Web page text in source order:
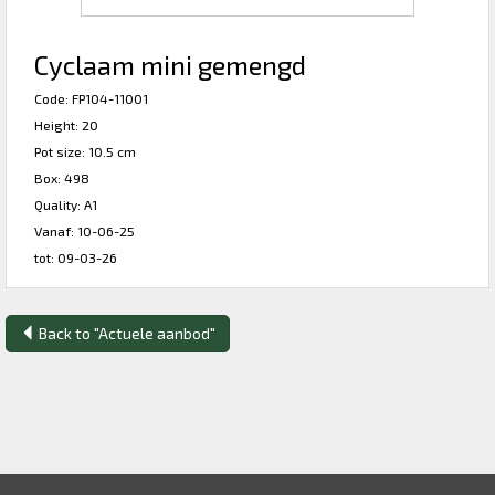
Cyclaam mini gemengd
Code: FP104-11001
Height: 20
Pot size: 10.5 cm
Box: 498
Quality: A1
Vanaf: 10-06-25
tot: 09-03-26
Back to "Actuele aanbod"